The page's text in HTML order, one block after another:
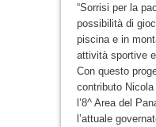
“Sorrisi per la
possibilità di
piscina e in
attività sportive e
Con questo
contributo
l’8^ Area del
l’attuale